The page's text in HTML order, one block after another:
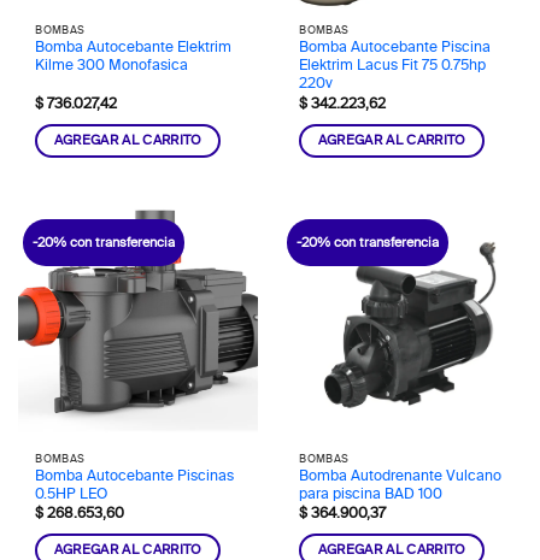
BOMBAS
Bomba Autocebante Elektrim
Kilme 300 Monofasica
$ 736.027,42
AGREGAR AL CARRITO
BOMBAS
Bomba Autocebante Piscina
Elektrim Lacus Fit 75 0.75hp
220v
$ 342.223,62
AGREGAR AL CARRITO
-20% con transferencia
BOMBAS
Bomba Autocebante Piscinas
0.5HP LEO
$ 268.653,60
AGREGAR AL CARRITO
-20% con transferencia
BOMBAS
Bomba Autodrenante Vulcano
para piscina BAD 100
$ 364.900,37
AGREGAR AL CARRITO